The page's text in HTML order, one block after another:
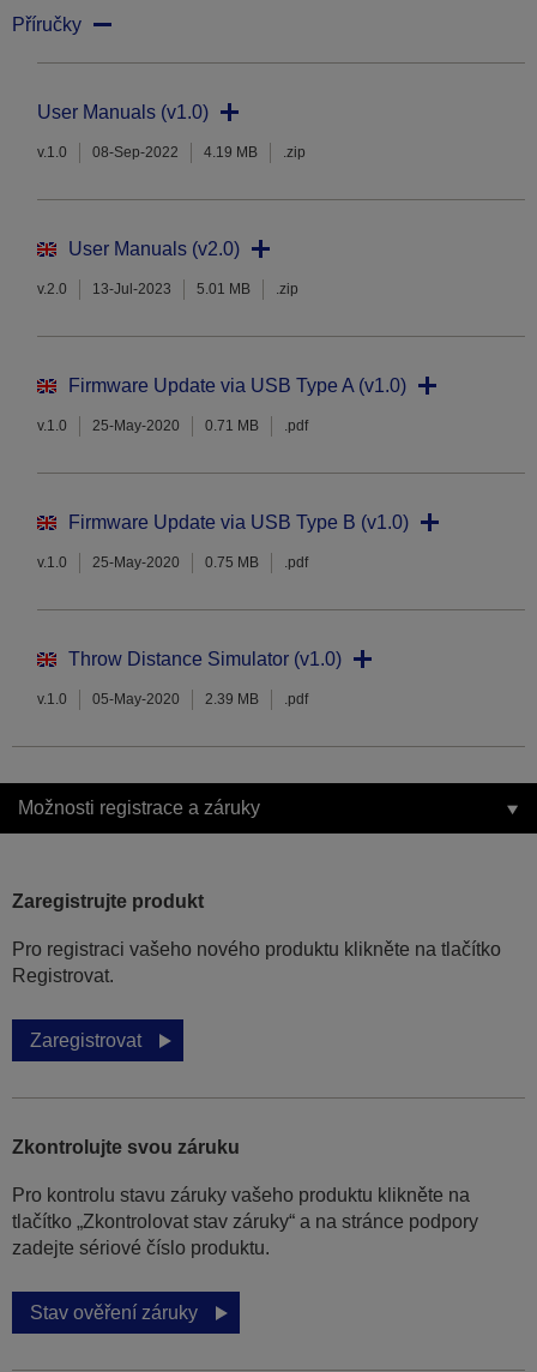
Příručky
User Manuals (v1.0)
v.1.0 08-Sep-2022 4.19 MB .zip
User Manuals (v2.0)
v.2.0 13-Jul-2023 5.01 MB .zip
Firmware Update via USB Type A (v1.0)
v.1.0 25-May-2020 0.71 MB .pdf
Firmware Update via USB Type B (v1.0)
v.1.0 25-May-2020 0.75 MB .pdf
Throw Distance Simulator (v1.0)
v.1.0 05-May-2020 2.39 MB .pdf
Možnosti registrace a záruky
Zaregistrujte produkt
Pro registraci vašeho nového produktu klikněte na tlačítko
Registrovat.
Zaregistrovat
Zkontrolujte svou záruku
Pro kontrolu stavu záruky vašeho produktu klikněte na
tlačítko „Zkontrolovat stav záruky“ a na stránce podpory
zadejte sériové číslo produktu.
Stav ověření záruky